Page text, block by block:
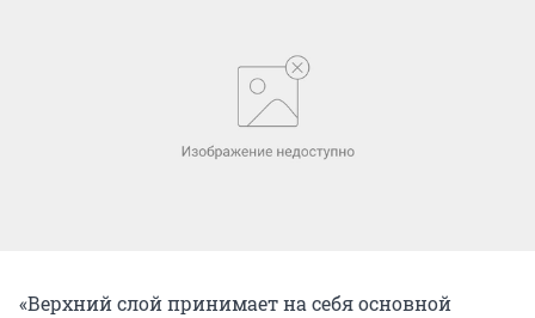
«Верхний слой принимает на себя основной